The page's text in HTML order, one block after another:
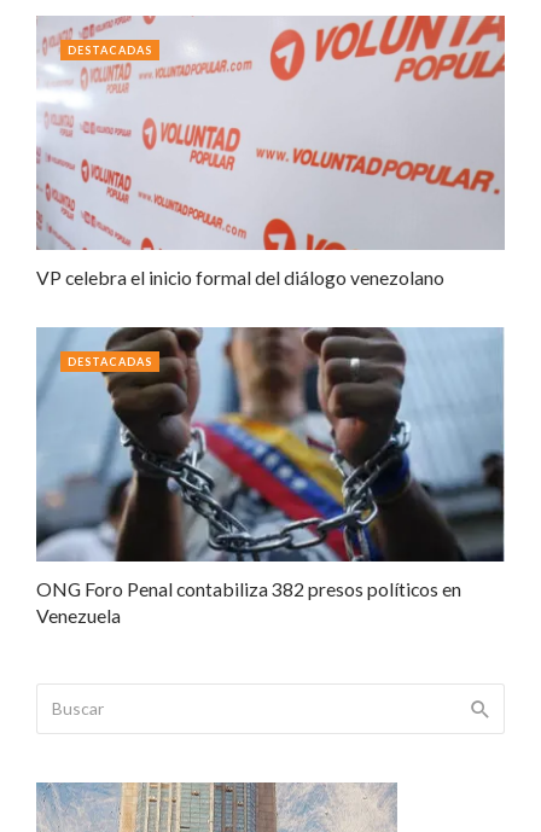
VP celebra el inicio formal del diálogo venezolano
DESTACADAS
ONG Foro Penal contabiliza 382 presos políticos en
Venezuela
DESTACADAS